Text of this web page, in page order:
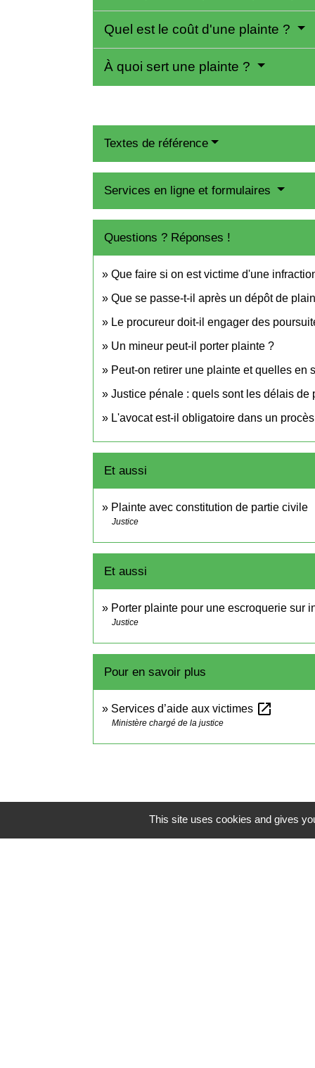
Quel est le coût d'une plainte ?
À quoi sert une plainte ?
Textes de référence
Services en ligne et formulaires
Questions ? Réponses !
Que faire si on est victime d'une
Que se passe-t-il après un dépôt de
Le procureur doit-il engager des
Un mineur peut-il porter plainte ?
Peut-on retirer une plainte et quelles en
Justice pénale : quels sont les délais de
L'avocat est-il obligatoire dans un
Et aussi
Plainte avec constitution de partie civile
Justice
Et aussi
Porter plainte pour une escroquerie sur
Justice
Pour en savoir plus
Services d’aide aux victimes open_in_new
Ministère chargé de la justice
This site uses cookies and gives